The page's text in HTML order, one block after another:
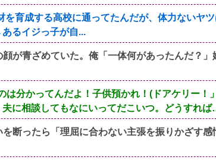
を育成する高校に通ってたんだが、体力ないヤ
るイジっ子が自...
顔が青ざめていた。俺「一体何があったんだ？
は分かってんだよ！子供預かれ！(ドアケリー
に相談してもなにいってだこいつ。どうすれ
を断ったら「理屈に合わない主張を振りかざす